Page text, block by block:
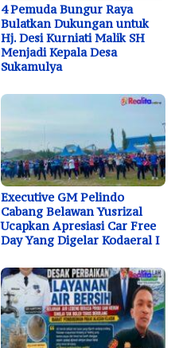
4 Pemuda Bungur Raya
Bulatkan Dukungan untuk
Hj. Desi Kurniati Malik SH
Menjadi Kepala Desa
Sukamulya
Executive GM Pelindo
Cabang Belawan Yusrizal
Ucapkan Apresiasi Car Free
Day Yang Digelar Kodaeral I